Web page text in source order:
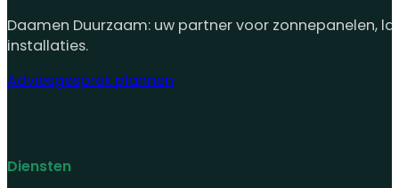
Daamen Duurzaam: uw partner voor zonnepanelen,
installaties.
Adviesgesprek plannen
Diensten